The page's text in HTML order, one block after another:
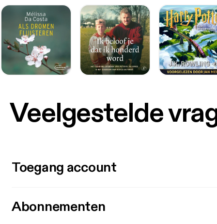
Veelgestelde
Toegang account
Abonnementen